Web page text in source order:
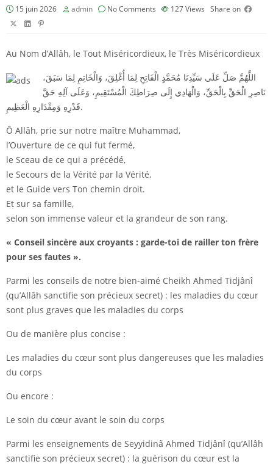
15 juin 2026 admin No Comments 127Views Share on
Au Nom d’Allâh, le Tout Miséricordieux, le Très Miséricordieux
اللَّهُمَّ صَلِّ عَلَى سَيِّدِنَا مُحَمَّدٍ الْفَاتِحِ لِمَا أُغْلِقَ، وَالْخَاتِمِ لِمَا سَبَقَ،
نَاصِرِ الْحَقِّ بِالْحَقِّ، وَالْهَادِي إِلَى صِرَاطِكَ الْمُسْتَقِيمِ، وَعَلَى آلِهِ حَقَّ
قَدْرِهِ وَمِقْدَارِهِ الْعَظِيمِ.
Ô Allâh, prie sur notre maître Muhammad,
l’Ouverture de ce qui fut fermé,
le Sceau de ce qui a précédé,
le Secours de la Vérité par la Vérité,
et le Guide vers Ton chemin droit.
Et sur sa famille,
selon son immense valeur et la grandeur de son rang.
« Conseil sincère aux croyants : garde-toi de railler ton frère
pour ses fautes ».
Parmi les conseils de notre bien-aimé Cheikh Ahmed Tidjânî
(qu’Allâh sanctifie son précieux secret) : les maladies du cœur
sont plus graves que les maladies du corps
Ou de manière plus concise :
Les maladies du cœur sont plus dangereuses que les maladies
du corps
Ou encore :
Le soin du cœur avant le soin du corps
Parmi les enseignements de Seyyidinâ Ahmed Tidjânî (qu’Allâh
sanctifie son précieux secret) : la guérison du cœur est la